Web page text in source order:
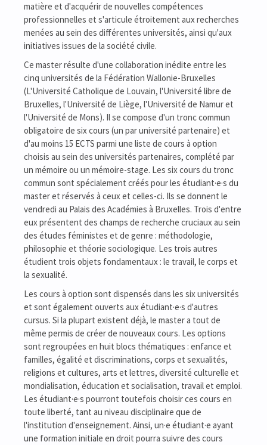
matière et d'acquérir de nouvelles compétences
professionnelles et s'articule étroitement aux recherches
menées au sein des différentes universités, ainsi qu'aux
initiatives issues de la société civile.
Ce master résulte d'une collaboration inédite entre les
cinq universités de la Fédération Wallonie-Bruxelles
(L'Université Catholique de Louvain, l'Université libre de
Bruxelles, l'Université de Liège, l'Université de Namur et
l'Université de Mons). Il se compose d'un tronc commun
obligatoire de six cours (un par université partenaire) et
d'au moins 15 ECTS parmi une liste de cours à option
choisis au sein des universités partenaires, complété par
un mémoire ou un mémoire-stage. Les six cours du tronc
commun sont spécialement créés pour les étudiant·e·s du
master et réservés à ceux et celles-ci. Ils se donnent le
vendredi au Palais des Académies à Bruxelles. Trois d'entre
eux présentent des champs de recherche cruciaux au sein
des études féministes et de genre : méthodologie,
philosophie et théorie sociologique. Les trois autres
étudient trois objets fondamentaux : le travail, le corps et
la sexualité.
Les cours à option sont dispensés dans les six universités
et sont également ouverts aux étudiant·e·s d'autres
cursus. Si la plupart existent déjà, le master a tout de
même permis de créer de nouveaux cours. Les options
sont regroupées en huit blocs thématiques : enfance et
familles, égalité et discriminations, corps et sexualités,
religions et cultures, arts et lettres, diversité culturelle et
mondialisation, éducation et socialisation, travail et emploi.
Les étudiant·e·s pourront toutefois choisir ces cours en
toute liberté, tant au niveau disciplinaire que de
l'institution d'enseignement. Ainsi, un·e étudiant·e ayant
une formation initiale en droit pourra suivre des cours